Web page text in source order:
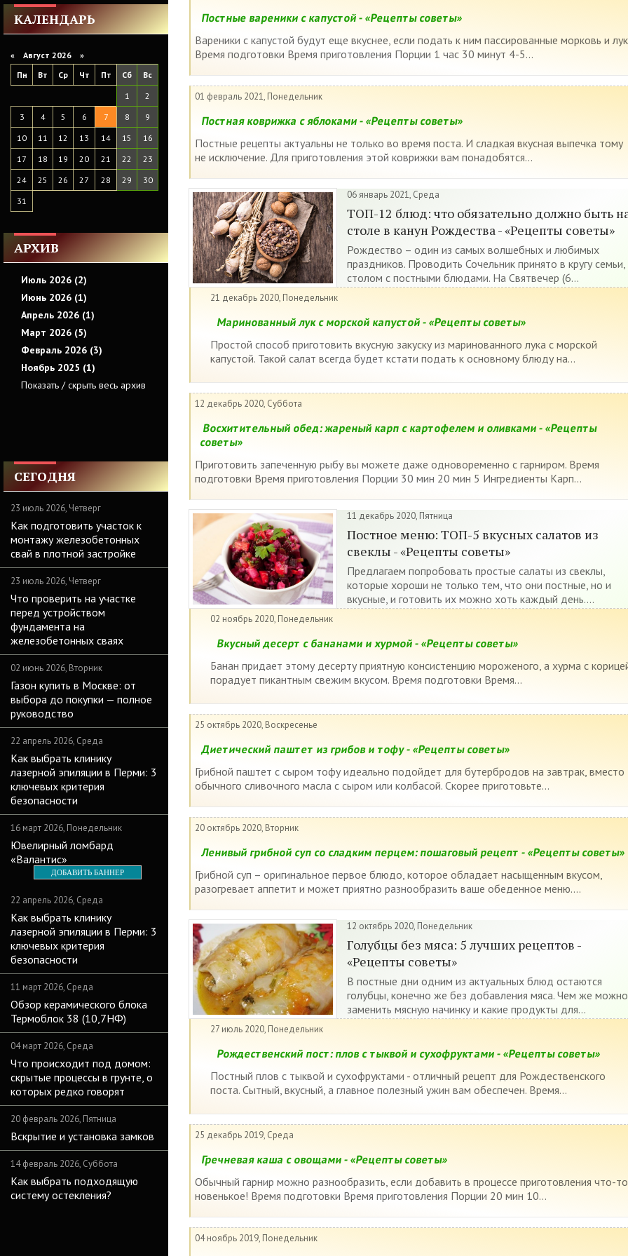
КАЛЕНДАРЬ
« Август 2026 »
Пн
Вт Ср Чт Пт Сб
Вс
1
2
3
4 5 6 7 8
9
10
11 12 13 14 15
16
17
18 19 20 21 22
23
24
25 26 27 28 29
30
31
АРХИВ
Июль 2026 (2)
Июнь 2026 (1)
Апрель 2026 (1)
Март 2026 (5)
Февраль 2026 (3)
Ноябрь 2025 (1)
Показать / скрыть весь архив
СЕГОДНЯ
23 июль 2026, Четверг
Как подготовить участок к
монтажу железобетонных
свай в плотной застройке
23 июль 2026, Четверг
Что проверить на участке
перед устройством
фундамента на
железобетонных сваях
02 июнь 2026, Вторник
Газон купить в Москве: от
выбора до покупки — полное
руководство
22 апрель 2026, Среда
Как выбрать клинику
лазерной эпиляции в Перми: 3
ключевых критерия
безопасности
16 март 2026, Понедельник
Ювелирный ломбард
«Валантис»
ДОБАВИТЬ БАННЕР
22 апрель 2026, Среда
Как выбрать клинику
лазерной эпиляции в Перми: 3
ключевых критерия
безопасности
11 март 2026, Среда
Обзор керамического блока
Термоблок 38 (10,7НФ)
04 март 2026, Среда
Что происходит под домом:
скрытые процессы в грунте, о
которых редко говорят
20 февраль 2026, Пятница
Вскрытие и установка замков
14 февраль 2026, Суббота
Как выбрать подходящую
систему остекления?
Постные вареники с капустой - «Рецепты советы»
Вареники с капустой будут еще вкуснее, если подать к ним пассированные морковь и
Время подготовки Время приготовления Порции 1 час 30 минут 4-5...
01 февраль 2021, Понедельник
Постная коврижка с яблоками - «Рецепты советы»
Постные рецепты актуальны не только во время поста. И сладкая вкусная выпечка тому
не исключение. Для приготовления этой коврижки вам понадобятся...
06 январь 2021, Среда
ТОП-12 блюд: что обязательно должно быть
столе в канун Рождества - «Рецепты советы»
Рождество – один из самых волшебных и любимых
праздников. Проводить Сочельник принято в кругу семьи,
столом с постными блюдами. На Святвечер (6...
21 декабрь 2020, Понедельник
Маринованный лук с морской капустой - «Рецепты советы»
Простой способ приготовить вкусную закуску из маринованного лука с морской
капустой. Такой салат всегда будет кстати подать к основному блюду на...
12 декабрь 2020, Суббота
Восхитительный обед: жареный карп с картофелем и оливками - «Рецепты
советы»
Приготовить запеченную рыбу вы можете даже одновоременно с гарниром. Время
подготовки Время приготовления Порции 30 мин 20 мин 5 Ингредиенты Карп...
11 декабрь 2020, Пятница
Постное меню: ТОП-5 вкусных салатов из
свеклы - «Рецепты советы»
Предлагаем попробовать простые салаты из свеклы,
которые хороши не только тем, что они постные, но и
вкусные, и готовить их можно хоть каждый день....
02 ноябрь 2020, Понедельник
Вкусный десерт с бананами и хурмой - «Рецепты советы»
Банан придает этому десерту приятную консистенцию мороженого, а хурма с
порадует пикантным свежим вкусом. Время подготовки Время...
25 октябрь 2020, Воскресенье
Диетический паштет из грибов и тофу - «Рецепты советы»
Грибной паштет с сыром тофу идеально подойдет для бутербродов на завтрак, вместо
обычного сливочного масла с сыром или колбасой. Скорее приготовьте...
20 октябрь 2020, Вторник
Ленивый грибной суп со сладким перцем: пошаговый рецепт - «Рецепты советы»
Грибной суп – оригинальное первое блюдо, которое обладает насыщенным вкусом,
разогревает аппетит и может приятно разнообразить ваше обеденное меню....
12 октябрь 2020, Понедельник
Голубцы без мяса: 5 лучших рецептов -
«Рецепты советы»
В постные дни одним из актуальных блюд остаются
голубцы, конечно же без добавления мяса. Чем же можно
заменить мясную начинку и какие продукты для...
27 июль 2020, Понедельник
Рождественский пост: плов с тыквой и сухофруктами - «Рецепты советы»
Постный плов с тыквой и сухофруктами - отличный рецепт для Рождественского
поста. Сытный, вкусный, а главное полезный ужин вам обеспечен. Время...
25 декабрь 2019, Среда
Гречневая каша с овощами - «Рецепты советы»
Обычный гарнир можно разнообразить, если добавить в процессе приготовления что-то
новенькое! Время подготовки Время приготовления Порции 20 мин 10...
04 ноябрь 2019, Понедельник